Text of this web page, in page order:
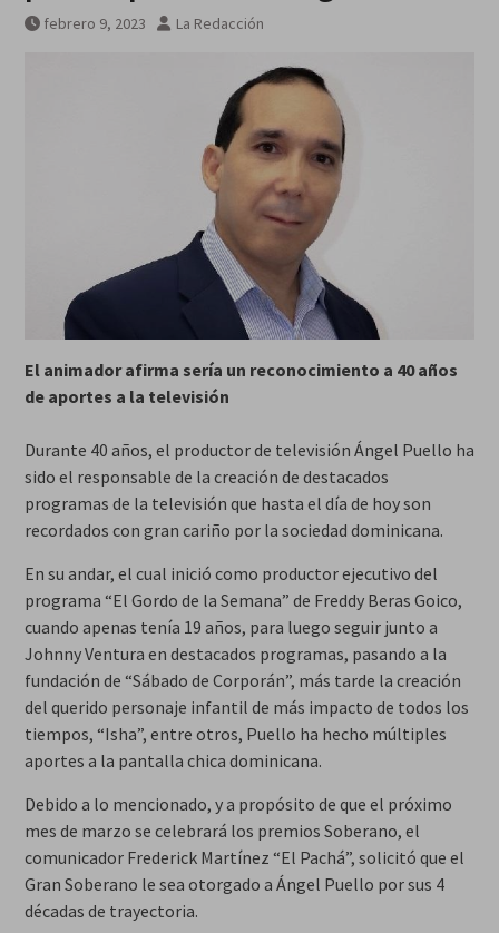
febrero 9, 2023 La Redacción
El animador afirma sería un reconocimiento a 40 años
de aportes a la televisión
Durante 40 años, el productor de televisión Ángel Puello ha
sido el responsable de la creación de destacados
programas de la televisión que hasta el día de hoy son
recordados con gran cariño por la sociedad dominicana.
En su andar, el cual inició como productor ejecutivo del
programa “El Gordo de la Semana” de Freddy Beras Goico,
cuando apenas tenía 19 años, para luego seguir junto a
Johnny Ventura en destacados programas, pasando a la
fundación de “Sábado de Corporán”, más tarde la creación
del querido personaje infantil de más impacto de todos los
tiempos, “Isha”, entre otros, Puello ha hecho múltiples
aportes a la pantalla chica dominicana.
Debido a lo mencionado, y a propósito de que el próximo
mes de marzo se celebrará los premios Soberano, el
comunicador Frederick Martínez “El Pachá”, solicitó que el
Gran Soberano le sea otorgado a Ángel Puello por sus 4
décadas de trayectoria.